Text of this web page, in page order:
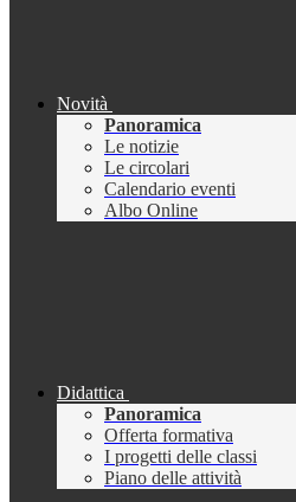
Novità
Panoramica
Le notizie
Le circolari
Calendario eventi
Albo Online
Didattica
Panoramica
Offerta formativa
I progetti delle classi
Piano delle attività